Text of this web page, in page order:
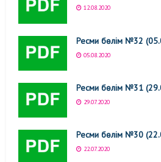
12.08.2020
Ресми бөлім №32
05.08.2020
Ресми бөлім №31
29.07.2020
Ресми бөлім №30
22.07.2020